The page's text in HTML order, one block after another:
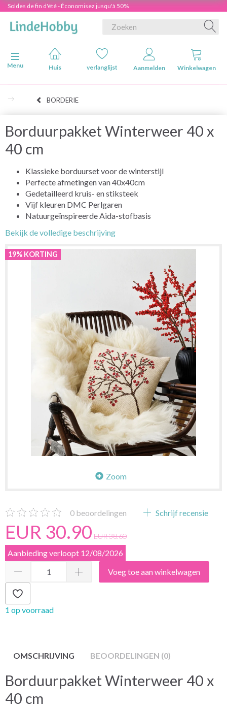
Soldes de fin d'été - Économisez jusqu'à 50%
Navigatie in-/uitschakelen
Menu
Huis verlanglijst Aanmelden Winkelwagen
BORDERIE
Borduurpakket Winterweer 40 x
40 cm
Klassieke borduurset voor de winterstijl
Perfecte afmetingen van 40x40cm
Gedetailleerd kruis- en stiksteek
Vijf kleuren DMC Perlgaren
Natuurgeïnspireerde Aida-stofbasis
Bekijk de volledige beschrijving
19% KORTING
Zoom
0 beoordelingen Schrijf recensie
EUR 30.90 EUR 38.60
Aanbieding verloopt 12/08/2026
Voeg toe aan winkelwagen
1 op voorraad
OMSCHRIJVING BEOORDELINGEN (0)
Borduurpakket Winterweer 40 x
40 cm